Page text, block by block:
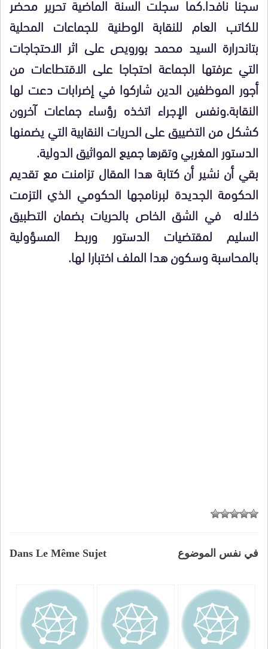
للكاتب العام للنقابة الوطنية للجماعات المحلية
بتاندرارة السيد محمد بورويص على اثر الاحتجاجات
التي عرفتها الجماعة احتجاجا على الاقتطاعات من
أجور الموظفين الدين شاركوا في إضرابات دعت لها
النقابة.ونفس الإجراء اتخذه رؤساء جماعات آخرون
كشكل من التضييق على الحريات النقابية التي يضمنها
الدستور المغربي وتقرها جميع المواثيق الدولية.
بقي أن نشير أن كتابة هدا المقال تزامنت مع تقديم
الحكومة الجديدة لبرنامجها الحكومي الذي التزمت
خلاله في الشق الخاص بالحريات بضمان التطبيق
السليم لمقتضيات الدستور وربط المسؤولية
بالمحاسبة وسكون هدا الملف اختبارا لها.
Dans Le Même Sujet في نفس الموضوع